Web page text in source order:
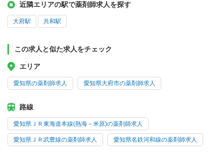
近隣エリアの駅で薬剤師求人を探す
大府駅 共和駅
この求人と似た求人をチェック
エリア
愛知県の薬剤師求人 愛知県大府市の薬剤師求人
路線
愛知県ＪＲ東海道本線(熱海－米原)の薬剤師求人
愛知県ＪＲ武豊線の薬剤師求人 愛知県名鉄河和線の薬剤師求人